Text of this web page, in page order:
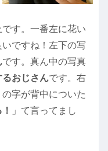
す。一番左に花い
ですね！左下の写
です。真ん中の写真
おじさんです。右
字が背中についた
」て言ってまし